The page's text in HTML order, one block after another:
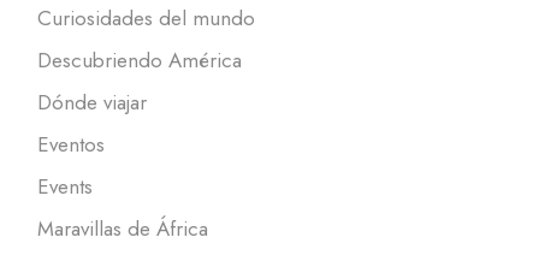
Curiosidades del mundo
Descubriendo América
Dónde viajar
Eventos
Events
Maravillas de África